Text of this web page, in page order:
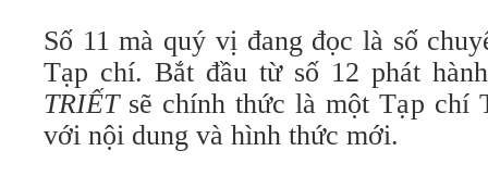
Số 11 mà quý vị đang đọc là số
Tạp chí. Bắt đầu từ số 12 phát
TRIẾTsẽ chính thức là một Tạp chí
với nội dung và hình thức mới.